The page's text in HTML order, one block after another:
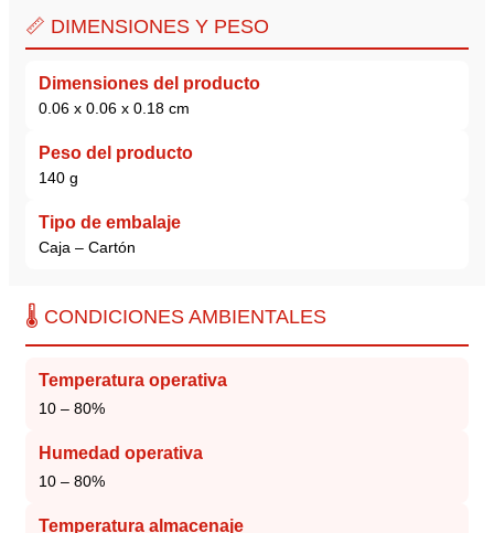
📏 DIMENSIONES Y PESO
Dimensiones del producto
0.06 x 0.06 x 0.18 cm
Peso del producto
140 g
Tipo de embalaje
Caja – Cartón
🌡️ CONDICIONES AMBIENTALES
Temperatura operativa
10 – 80%
Humedad operativa
10 – 80%
Temperatura almacenaje